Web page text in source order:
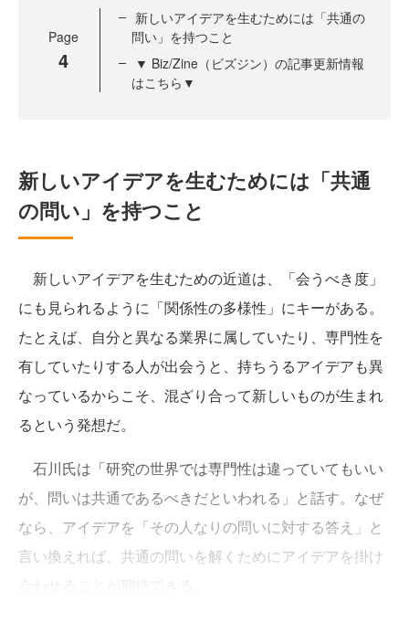
Page
4
新しいアイデアを生むためには「共通の
問い」を持つこと
▼ Biz/Zine（ビズジン）の記事更新情報
はこちら▼
新しいアイデアを生むためには「共通
の問い」を持つこと
新しいアイデアを生むための近道は、「会うべき度」
にも見られるように「関係性の多様性」にキーがある。
たとえば、自分と異なる業界に属していたり、専門性を
有していたりする人が出会うと、持ちうるアイデアも異
なっているからこそ、混ざり合って新しいものが生まれ
るという発想だ。
石川氏は「研究の世界では専門性は違っていてもいい
が、問いは共通であるべきだといわれる」と話す。なぜ
なら、アイデアを「その人なりの問いに対する答え」と
言い換えれば、共通の問いを解くためにアイデアを掛け